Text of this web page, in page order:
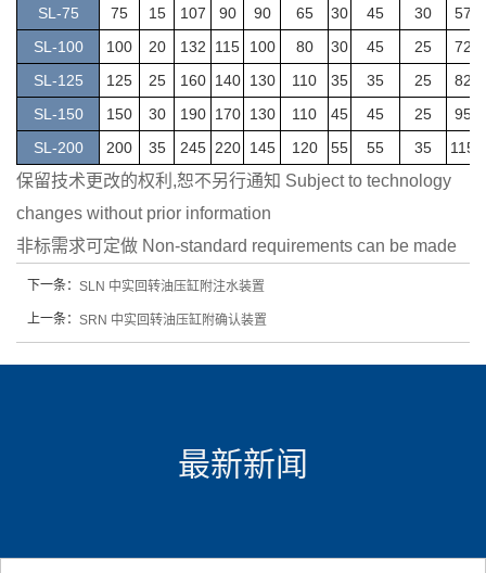
SL-75 75 15 107 90 90 65 30 45 30 57
SL-100
100 20 132 115 100 80 30 45 25 72
SL-125
125 25 160 140 130 110 35 35 25 82
SL-150
150 30 190 170 130 110 45 45 25 95
SL-200
200 35 245 220 145 120 55 55 35 115
保留技术更改的权利,恕不另行通知 Subject to technology
changes without prior information
非标需求可定做 Non-standard requirements can be made
下一条： SLN 中实回转油压缸附注水装置
上一条： SRN 中实回转油压缸附确认装置
最新新闻